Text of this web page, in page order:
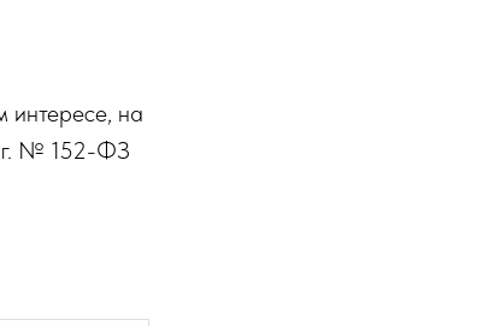
интересе, на
г. № 152-ФЗ